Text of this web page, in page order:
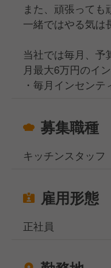
また、頑張っても
一緒ではやる気は
当社では毎月、予
月最大6万円のイ
・毎月インセン
募集職種
キッチンスタッフ
雇用形態
正社員